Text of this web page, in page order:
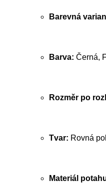
Barevná
Barva: Černá,
Rozměr po
Tvar: Rovná
Materiál